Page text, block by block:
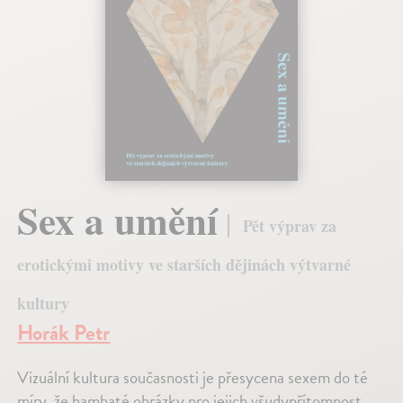
Sex a umění
Pět výprav za
erotickými motivy ve starších dějinách výtvarné
kultury
Horák Petr
Vizuální kultura současnosti je přesycena sexem do té